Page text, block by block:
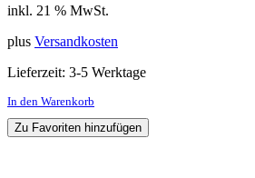
inkl. 21 % MwSt.
plus Versandkosten
Lieferzeit: 3-5 Werktage
In den Warenkorb
Zu Favoriten hinzufügen